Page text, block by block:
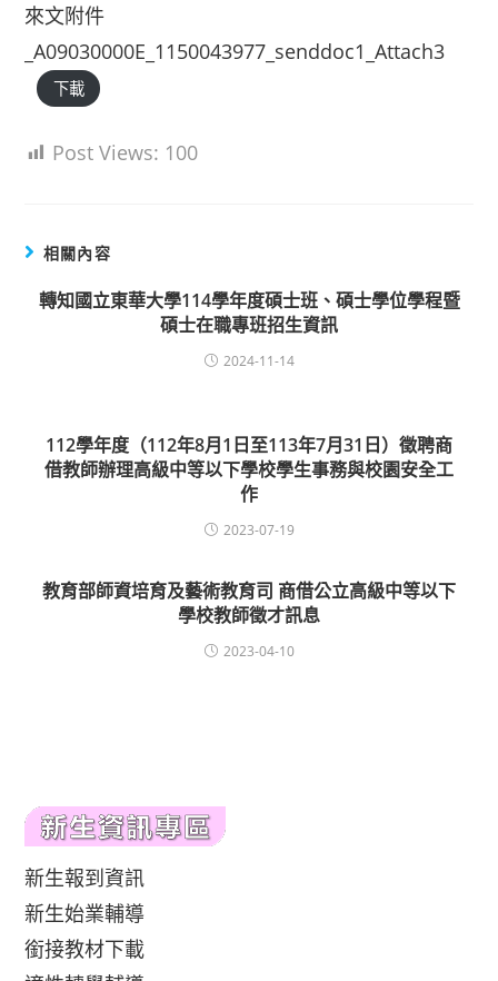
來文附件
_A09030000E_1150043977_senddoc1_Attach3
下載
Post Views: 100
相關內容
轉知國立東華大學114學年度碩士班、碩士學位學程暨
碩士在職專班招生資訊
2024-11-14
112學年度（112年8月1日至113年7月31日）徵聘商
借教師辦理高級中等以下學校學生事務與校園安全工
作
2023-07-19
教育部師資培育及藝術教育司 商借公立高級中等以下
學校教師徵才訊息
2023-04-10
新生報到資訊
新生始業輔導
銜接教材下載